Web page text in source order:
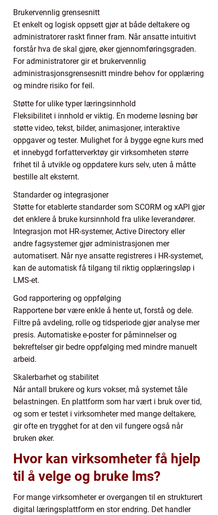
Brukervennlig grensesnitt
Et enkelt og logisk oppsett gjør at både deltakere og
administratorer raskt finner fram. Når ansatte intuitivt
forstår hva de skal gjøre, øker gjennomføringsgraden.
For administratorer gir et brukervennlig
administrasjonsgrensesnitt mindre behov for opplæring
og mindre risiko for feil.
Støtte for ulike typer læringsinnhold
Fleksibilitet i innhold er viktig. En moderne løsning bør
støtte video, tekst, bilder, animasjoner, interaktive
oppgaver og tester. Mulighet for å bygge egne kurs med
et innebygd forfatterverktøy gir virksomheten større
frihet til å utvikle og oppdatere kurs selv, uten å måtte
bestille alt eksternt.
Standarder og integrasjoner
Støtte for etablerte standarder som SCORM og xAPI gjør
det enklere å bruke kursinnhold fra ulike leverandører.
Integrasjon mot HR-systemer, Active Directory eller
andre fagsystemer gjør administrasjonen mer
automatisert. Når nye ansatte registreres i HR-systemet,
kan de automatisk få tilgang til riktig opplæringsløp i
LMS-et.
God rapportering og oppfølging
Rapportene bør være enkle å hente ut, forstå og dele.
Filtre på avdeling, rolle og tidsperiode gjør analyse mer
presis. Automatiske e-poster for påminnelser og
bekreftelser gir bedre oppfølging med mindre manuelt
arbeid.
Skalerbarhet og stabilitet
Når antall brukere og kurs vokser, må systemet tåle
belastningen. En plattform som har vært i bruk over tid,
og som er testet i virksomheter med mange deltakere,
gir ofte en trygghet for at den vil fungere også når
bruken øker.
Hvor kan virksomheter få hjelp
til å velge og bruke lms?
For mange virksomheter er overgangen til en strukturert
digital læringsplattform en stor endring. Det handler